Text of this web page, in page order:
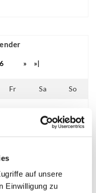
auf unsere
Einwilligung zu
» »|
Fr Sa So
07 08 09
14
21